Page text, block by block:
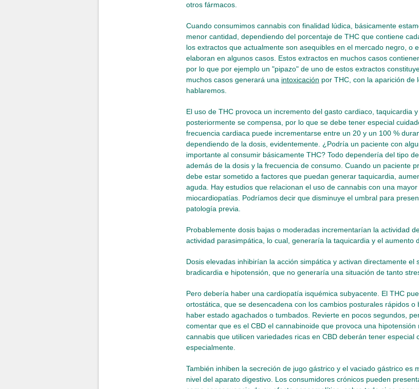
otros fármacos.
Cuando consumimos cannabis con finalidad lúdica, básicamente
menor cantidad, dependiendo del porcentaje de THC que contiene
los extractos que actualmente son asequibles en el mercado negro, o
elaboran en algunos casos. Estos extractos en muchos casos
por lo que por ejemplo un "pipazo" de uno de estos extractos
muchos casos generará una intoxicación por THC, con la aparición de
hablaremos.
El uso de THC provoca un incremento del gasto cardiaco, taquicardia
posteriormente se compensa, por lo que se debe tener especial
frecuencia cardiaca puede incrementarse entre un 20 y un 100 %
dependiendo de la dosis, evidentemente. ¿Podría un paciente con
importante al consumir básicamente THC? Todo dependería del tipo
además de la dosis y la frecuencia de consumo. Cuando un paciente
debe estar sometido a factores que puedan generar taquicardia,
aguda. Hay estudios que relacionan el uso de cannabis con una
miocardiopatías. Podríamos decir que disminuye el umbral para
patología previa.
Probablemente dosis bajas o moderadas incrementarían la actividad
actividad parasimpática, lo cual, generaría la taquicardia y el aumento
Dosis elevadas inhibirían la acción simpática y activan directamente el
bradicardia e hipotensión, que no generaría una situación de tanto
Pero debería haber una cardiopatía isquémica subyacente. El THC
ortostática, que se desencadena con los cambios posturales rápidos
haber estado agachados o tumbados. Revierte en pocos segundos,
comentar que es el CBD el cannabinoide que provoca una
cannabis que utilicen variedades ricas en CBD deberán tener especial
especialmente.
También inhiben la secreción de jugo gástrico y el vaciado gástrico es
nivel del aparato digestivo. Los consumidores crónicos pueden